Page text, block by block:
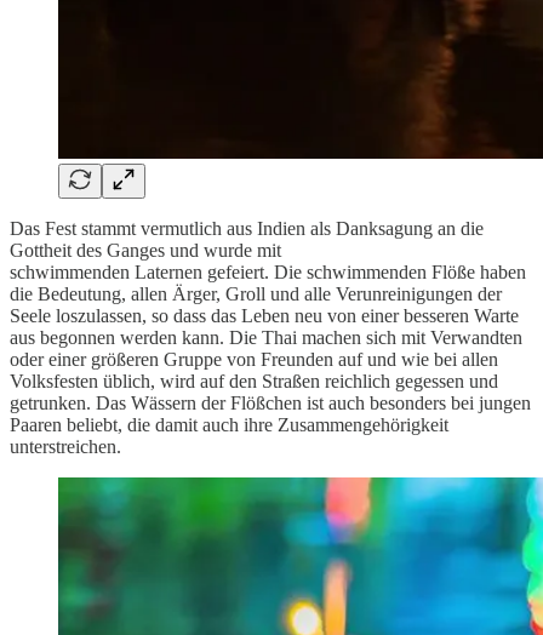
Das Fest stammt vermutlich aus Indien als Danksagung an die
Gottheit des Ganges und wurde mit
schwimmenden Laternen gefeiert. Die schwimmenden Flöße haben
die Bedeutung, allen Ärger, Groll und alle Verunreinigungen der
Seele loszulassen, so dass das Leben neu von einer besseren Warte
aus begonnen werden kann. Die Thai machen sich mit Verwandten
oder einer größeren Gruppe von Freunden auf und wie bei allen
Volksfesten üblich, wird auf den Straßen reichlich gegessen und
getrunken. Das Wässern der Flößchen ist auch besonders bei jungen
Paaren beliebt, die damit auch ihre Zusammengehörigkeit
unterstreichen.